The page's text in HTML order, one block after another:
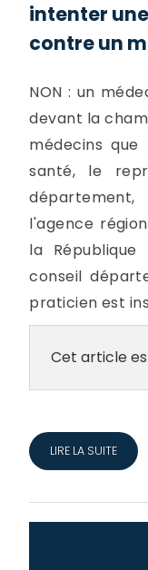
intenter
contre un
NON : un
devant la
médecins
santé, le
l'agence
la
conseil
praticien est
Cet article
LIRE LA SUITE